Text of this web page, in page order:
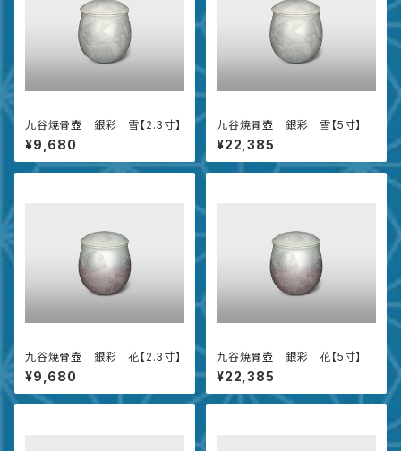
九谷焼骨壺 銀彩 雪【2.3寸】
¥9,680
九谷焼骨壺 銀彩 雪【5寸】
¥22,385
九谷焼骨壺 銀彩 花【2.3寸】
¥9,680
九谷焼骨壺 銀彩 花【5寸】
¥22,385